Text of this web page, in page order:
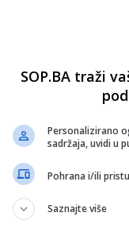
SOP.BA traži
Personalizirano
sadržaja, uvidi u
Pohrana i/ili
Saznajte više